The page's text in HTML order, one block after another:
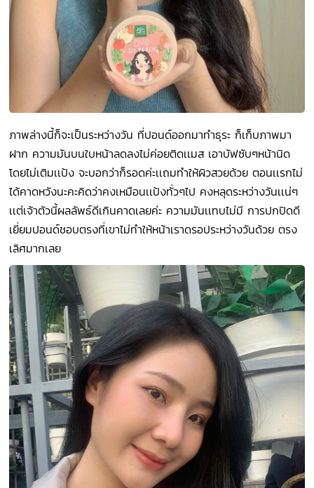
ภาพล่างนี้ก็จะเป็นระหว่างวัน ที่ปอนด์ออกมาทำธุระ ก็เก็บภาพมา
ฝาก ความมันบนใบหน้าลดลงไม่ค่อยติดเเมส เอาบัฟซับๆหน้านิด
โดยไม่เติมเเป้ง จะบอกว่าก็รอดค่ะเเถมทำให้ผิวสวยด้วย ตอนเเรกไม่
ได้คาดหวังนะคะคิดว่าคงเหมือนเเป้งทั่วๆไป คงหลุดระหว่างวันเเน่ๆ
เเต่เจ้าตัวนี้ผลลัพธ์ดีเกินคาดเลยค่ะ ความมันเเทบไม่มี การปกปิดดี
เยี่ยมปอนด์ชอบตรงที่เขาไม่ทำให้หน้าเราดรอประหว่างวันด้วย ตรง
เลิศมากเลย